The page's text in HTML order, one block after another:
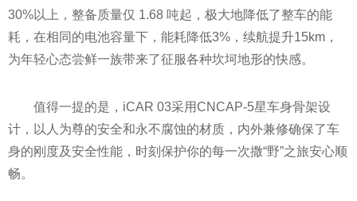
30%以上，整备质量仅 1.68 吨起，极大地降低了整车的能
耗，在相同的电池容量下，能耗降低3%，续航提升15km，
为年轻心态尝鲜一族带来了征服各种坎坷地形的快感。
值得一提的是，iCAR 03采用CNCAP-5星车身骨架设
计，以人为尊的安全和永不腐蚀的材质，内外兼修确保了车
身的刚度及安全性能，时刻保护你的每一次撒“野”之旅安心顺
畅。